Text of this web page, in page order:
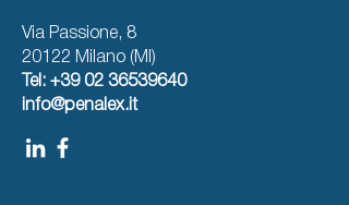
Via Passione, 8
20122 Milano (MI)
Tel: +39 02 36539640
info@penalex.it